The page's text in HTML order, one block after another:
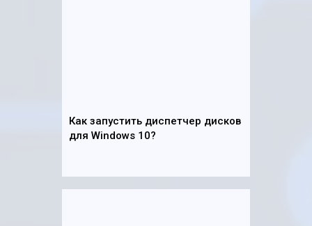
Как запустить диспетчер дисков
для Windows 10?